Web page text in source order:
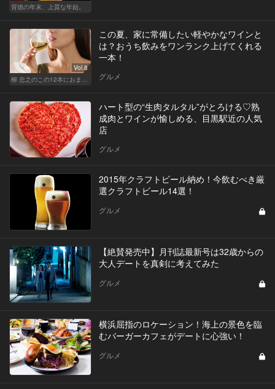
背徳の年末、上質な年始。
Vol.8
この夏、家に常備したい軽やかなワインと
は？おうち飲みをワンランク上げてくれる
一本！
グルメ
ハート型の“生肉タルタル”がとろける♡熟
成肉とワインが愉しめる、目黒駅近の人気
店
グルメ
2015年クラフトビール納め！今飲むべき厳
選クラフトビール14選！
グルメ
【絶賛発売中】月刊誌最新号は32歳からの
大人デートを真剣に考えてみた
グルメ
横浜屈指のロケーション！海上の景色を臨
むバーガーカフェがデートに心強い！
グルメ